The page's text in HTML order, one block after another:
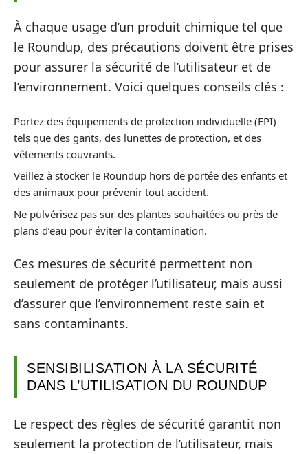
À chaque usage d’un produit chimique tel que
le Roundup, des précautions doivent être prises
pour assurer la sécurité de l’utilisateur et de
l’environnement. Voici quelques conseils clés :
Portez des équipements de protection individuelle (EPI)
tels que des gants, des lunettes de protection, et des
vêtements couvrants.
Veillez à stocker le Roundup hors de portée des enfants et
des animaux pour prévenir tout accident.
Ne pulvérisez pas sur des plantes souhaitées ou près de
plans d’eau pour éviter la contamination.
Ces mesures de sécurité permettent non
seulement de protéger l’utilisateur, mais aussi
d’assurer que l’environnement reste sain et
sans contaminants.
SENSIBILISATION À LA SÉCURITÉ
DANS L’UTILISATION DU ROUNDUP
Le respect des règles de sécurité garantit non
seulement la protection de l’utilisateur, mais